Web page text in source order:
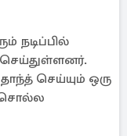
நடிப்பில்
செய்யும் ஒரு
சொல்ல